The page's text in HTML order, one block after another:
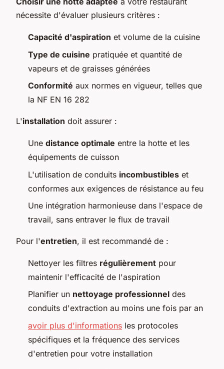
nécessite d'évaluer plusieurs critères :
Capacité d'aspiration et volume de la cuisine
Type de cuisine pratiquée et quantité de
vapeurs et de graisses générées
Conformité aux normes en vigueur, telles que
la NF EN 16 282
L'installation doit assurer :
Une distance optimale entre la hotte et les
équipements de cuisson
L'utilisation de conduits incombustibles et
conformes aux exigences de résistance au feu
Une intégration harmonieuse dans l'espace de
travail, sans entraver le flux de travail
Pour l'entretien, il est recommandé de :
Nettoyer les filtres régulièrement pour
maintenir l'efficacité de l'aspiration
Planifier un nettoyage professionnel des
conduits d'extraction au moins une fois par an
avoir plus d'informations les protocoles
spécifiques et la fréquence des services
d'entretien pour votre installation